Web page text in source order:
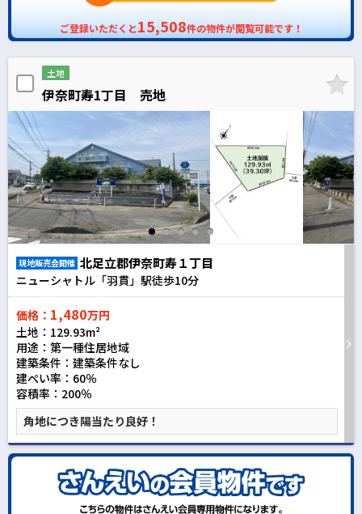
ご登録いただくと15,508件の物件が閲覧可能です！
土地
伊奈町寿1丁目 売地
現地販売会開催 北足立郡伊奈町寿１丁目
ニューシャトル「羽貫」駅徒歩10分
価格： 1,480万円
土地：129.93m²
用途：第一種住居地域
建築条件： 建築条件なし
建ぺい率：60％
容積率：200％
角地につき陽当たり良好！